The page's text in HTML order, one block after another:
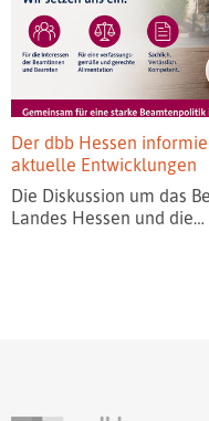
Der dbb Hessen
aktuelle Entwicklungen
Die Diskussion um das
Landes Hessen und die…